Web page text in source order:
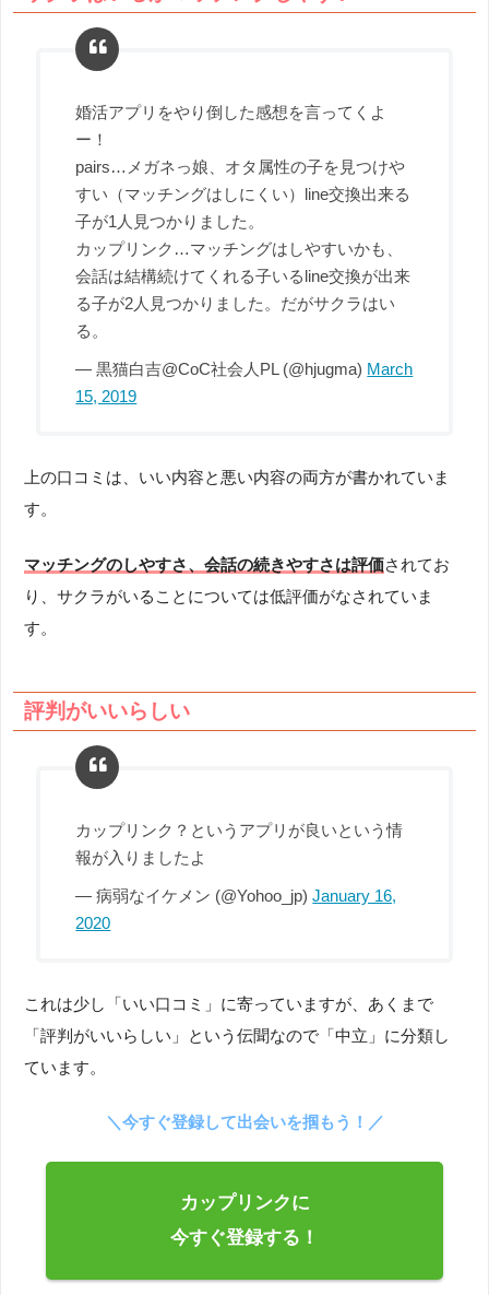
婚活アプリをやり倒した感想を言ってくよ
ー！
pairs…メガネっ娘、オタ属性の子を見つけや
すい（マッチングはしにくい）line交換出来る
子が1人見つかりました。
カップリンク…マッチングはしやすいかも、
会話は結構続けてくれる子いるline交換が出来
る子が2人見つかりました。だがサクラはい
る。
— 黒猫白吉@CoC社会人PL (@hjugma) March
15, 2019
上の口コミは、いい内容と悪い内容の両方が書かれていま
す。
マッチングのしやすさ、会話の続きやすさは評価されてお
り、サクラがいることについては低評価がなされていま
す。
評判がいいらしい
カップリンク？というアプリが良いという情
報が入りましたよ
— 病弱なイケメン (@Yohoo_jp)January 16,
2020
これは少し「いい口コミ」に寄っていますが、あくまで
「評判がいいらしい」という伝聞なので「中立」に分類し
ています。
＼今すぐ登録して出会いを掴もう！／
カップリンクに
今すぐ登録する！